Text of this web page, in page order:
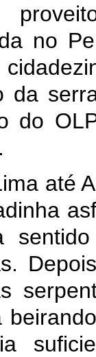
no
da
do
até